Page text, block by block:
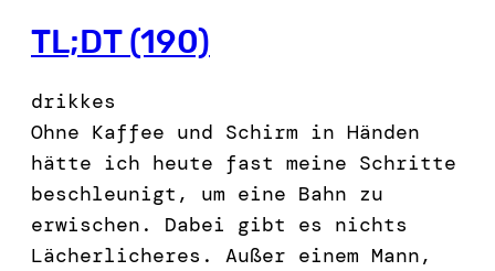
TL;DT (190)
drikkes
Ohne Kaffee und Schirm in Händen
hätte ich heute fast meine Schritte
beschleunigt, um eine Bahn zu
erwischen. Dabei gibt es nichts
Lächerlicheres. Außer einem Mann,